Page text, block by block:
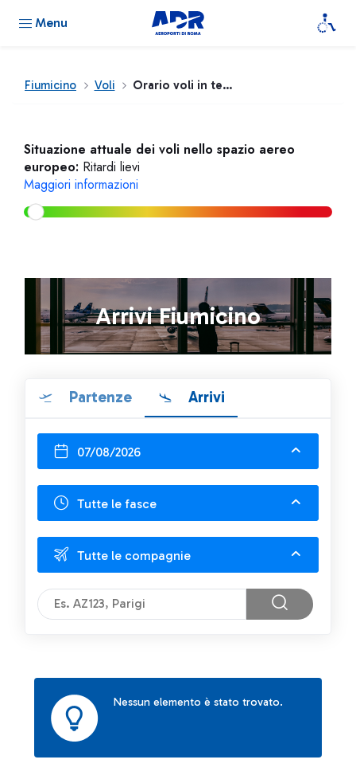
Menu
Fiumicino Voli Orario voli in tempo reale
Situazione attuale dei voli nello spazio aereo
europeo: Ritardi lievi
Maggiori informazioni
Arrivi Fiumicino
Partenze Arrivi
07/08/2026
Tutte le fasce
Tutte le compagnie
Nessun elemento è stato trovato.